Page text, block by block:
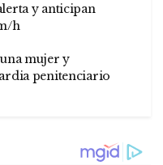
y anticipan
h
mujer y
penitenciario